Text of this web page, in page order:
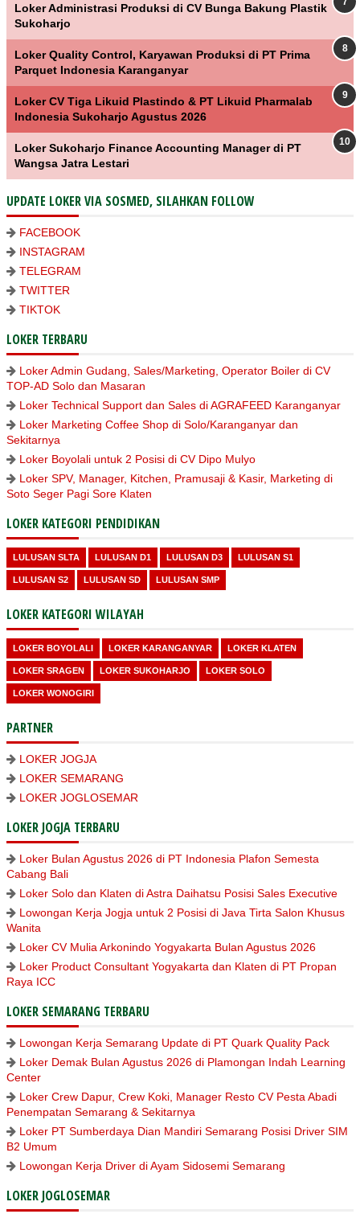
Loker Administrasi Produksi di CV Bunga Bakung Plastik
Sukoharjo
Loker Quality Control, Karyawan Produksi di PT Prima
Parquet Indonesia Karanganyar
Loker CV Tiga Likuid Plastindo & PT Likuid Pharmalab
Indonesia Sukoharjo Agustus 2026
Loker Sukoharjo Finance Accounting Manager di PT
Wangsa Jatra Lestari
UPDATE LOKER VIA SOSMED, SILAHKAN FOLLOW
FACEBOOK
INSTAGRAM
TELEGRAM
TWITTER
TIKTOK
LOKER TERBARU
Loker Admin Gudang, Sales/Marketing, Operator Boiler di CV
TOP-AD Solo dan Masaran
Loker Technical Support dan Sales di AGRAFEED Karanganyar
Loker Marketing Coffee Shop di Solo/Karanganyar dan
Sekitarnya
Loker Boyolali untuk 2 Posisi di CV Dipo Mulyo
Loker SPV, Manager, Kitchen, Pramusaji & Kasir, Marketing di
Soto Seger Pagi Sore Klaten
LOKER KATEGORI PENDIDIKAN
LULUSAN SLTA LULUSAN D1 LULUSAN D3 LULUSAN S1
LULUSAN S2 LULUSAN SD LULUSAN SMP
LOKER KATEGORI WILAYAH
LOKER BOYOLALI LOKER KARANGANYAR LOKER KLATEN
LOKER SRAGEN LOKER SUKOHARJO LOKER SOLO
LOKER WONOGIRI
PARTNER
LOKER JOGJA
LOKER SEMARANG
LOKER JOGLOSEMAR
LOKER JOGJA TERBARU
Loker Bulan Agustus 2026 di PT Indonesia Plafon Semesta
Cabang Bali
Loker Solo dan Klaten di Astra Daihatsu Posisi Sales Executive
Lowongan Kerja Jogja untuk 2 Posisi di Java Tirta Salon Khusus
Wanita
Loker CV Mulia Arkonindo Yogyakarta Bulan Agustus 2026
Loker Product Consultant Yogyakarta dan Klaten di PT Propan
Raya ICC
LOKER SEMARANG TERBARU
Lowongan Kerja Semarang Update di PT Quark Quality Pack
Loker Demak Bulan Agustus 2026 di Plamongan Indah Learning
Center
Loker Crew Dapur, Crew Koki, Manager Resto CV Pesta Abadi
Penempatan Semarang & Sekitarnya
Loker PT Sumberdaya Dian Mandiri Semarang Posisi Driver SIM
B2 Umum
Lowongan Kerja Driver di Ayam Sidosemi Semarang
LOKER JOGLOSEMAR